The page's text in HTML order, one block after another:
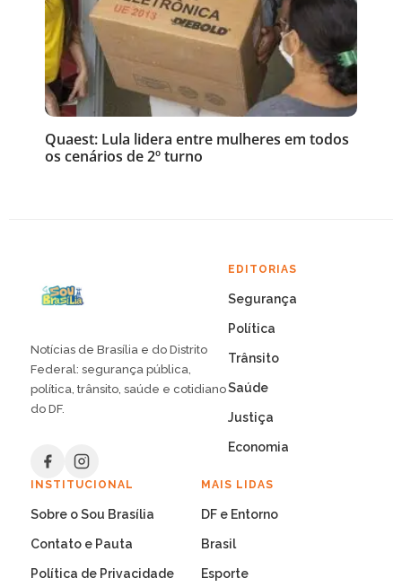
Quaest: Lula lidera entre mulheres em todos
os cenários de 2º turno
Notícias de Brasília e do Distrito
Federal: segurança pública,
política, trânsito, saúde e cotidiano
do DF.
EDITORIAS
Segurança
Política
Trânsito
Saúde
Justiça
Economia
INSTITUCIONAL
Sobre o Sou Brasília
Contato e Pauta
Política de Privacidade
MAIS LIDAS
DF e Entorno
Brasil
Esporte